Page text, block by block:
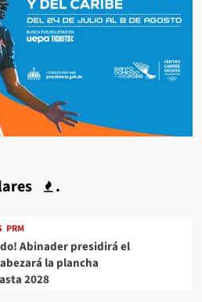
.
PRM
Abinader presidirá el
la plancha
2028